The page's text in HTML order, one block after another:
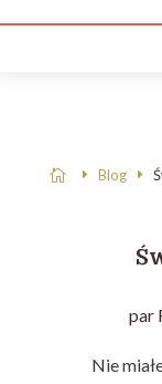
 Blog
par
Nie